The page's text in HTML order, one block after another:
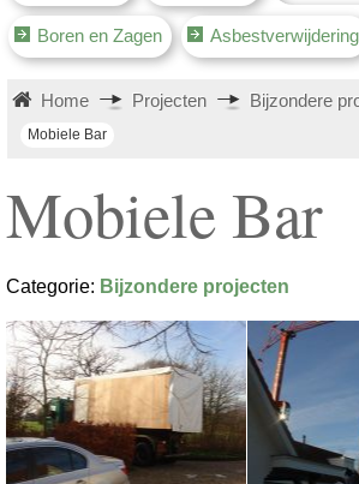
Boren en Zagen Asbestverwijdering
Home Projecten Bijzondere
Mobiele Bar
Mobiele Bar
Categorie: Bijzondere projecten